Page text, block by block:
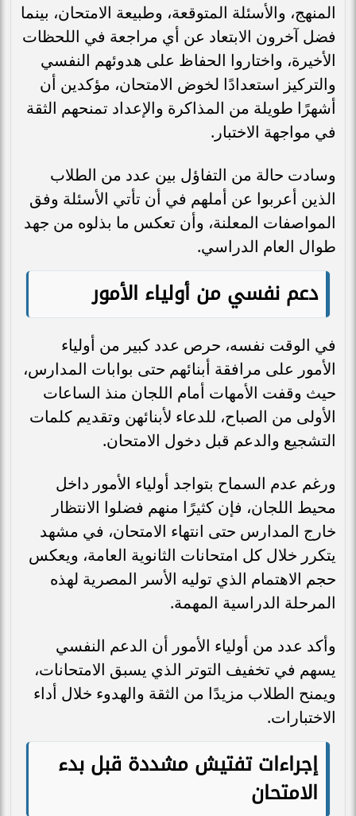
المنهج، والأسئلة المتوقعة، وطبيعة الامتحان، بينما
فضل آخرون الابتعاد عن أي مراجعة في اللحظات
الأخيرة، واختاروا الحفاظ على هدوئهم النفسي
والتركيز استعدادًا لخوض الامتحان، مؤكدين أن
أشهرًا طويلة من المذاكرة والإعداد تمنحهم الثقة
في مواجهة الاختبار.
وسادت حالة من التفاؤل بين عدد من الطلاب
الذين أعربوا عن أملهم في أن تأتي الأسئلة وفق
المواصفات المعلنة، وأن تعكس ما بذلوه من جهد
طوال العام الدراسي.
دعم نفسي من أولياء الأمور
في الوقت نفسه، حرص عدد كبير من أولياء
الأمور على مرافقة أبنائهم حتى بوابات المدارس،
حيث وقفت الأمهات أمام اللجان منذ الساعات
الأولى من الصباح، للدعاء لأبنائهن وتقديم كلمات
التشجيع والدعم قبل دخول الامتحان.
ورغم عدم السماح بتواجد أولياء الأمور داخل
محيط اللجان، فإن كثيرًا منهم فضلوا الانتظار
خارج المدارس حتى انتهاء الامتحان، في مشهد
يتكرر خلال كل امتحانات الثانوية العامة، ويعكس
حجم الاهتمام الذي توليه الأسر المصرية لهذه
المرحلة الدراسية المهمة.
وأكد عدد من أولياء الأمور أن الدعم النفسي
يسهم في تخفيف التوتر الذي يسبق الامتحانات،
ويمنح الطلاب مزيدًا من الثقة والهدوء خلال أداء
الاختبارات.
إجراءات تفتيش مشددة قبل بدء
الامتحان